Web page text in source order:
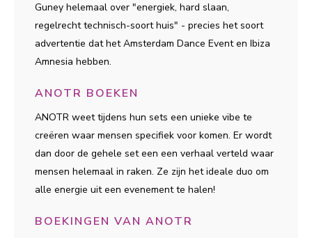
Guney helemaal over "energiek, hard slaan,
regelrecht technisch-soort huis" - precies het soort
advertentie dat het Amsterdam Dance Event en Ibiza
Amnesia hebben.
ANOTR BOEKEN
ANOTR weet tijdens hun sets een unieke vibe te
creëren waar mensen specifiek voor komen. Er wordt
dan door de gehele set een een verhaal verteld waar
mensen helemaal in raken. Ze zijn het ideale duo om
alle energie uit een evenement te halen!
BOEKINGEN VAN ANOTR